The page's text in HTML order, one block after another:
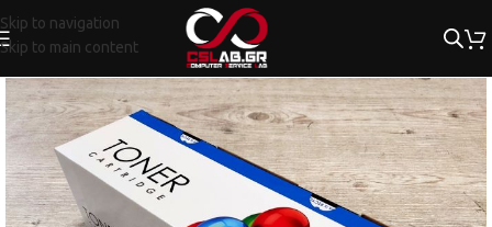
Skip to navigation
Skip to main content